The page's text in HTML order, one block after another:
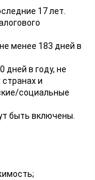
17 лет.
менее 183 дней в
дней в году, не
и
социальные
быть включены.